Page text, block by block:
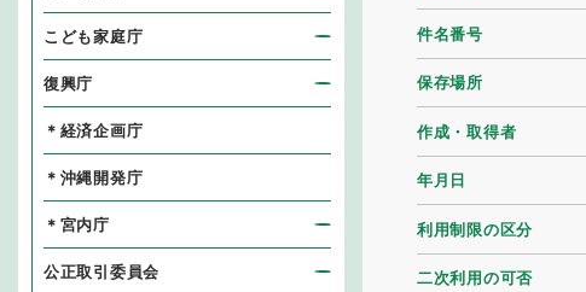
件名番号
保存場所
作成・取得者
年月日
利用制限の区分
二次利用の可否
こども家庭庁
復興庁
＊経済企画庁
＊沖縄開発庁
＊宮内庁
公正取引委員会